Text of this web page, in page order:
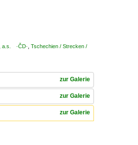
a.s. ·ČD· Tschechien / Strecken /
zur Galerie
zur Galerie
zur Galerie